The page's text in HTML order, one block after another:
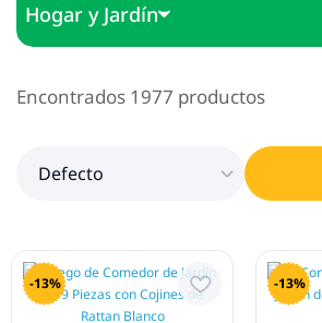
Hogar y Jardín
Conjuntos de jardín
Sofás de jardín
Balancines
Tumbonas
Encontrados 1977 productos
Defecto
-13% -13%